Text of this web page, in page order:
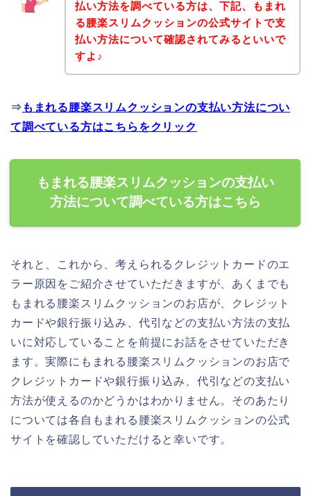
払い方法を調べている方は、下記、もまれ
る腰楽スリムクッションの公式サイトで支
払い方法について確認されてみるといいで
すよ♪
⇒ もまれる腰楽スリムクッションの支払い方法につい
て調べている方はこちらをクリック
もまれる腰楽スリムクッションの支払い
方法について調べている方はこちら
それと、これから、考えられるクレジットカードのエ
ラー原因をご紹介させていただきますが、あくまでも
もまれる腰楽スリムクッションのお店が、クレジット
カードや銀行振り込み、代引などの支払い方法の支払
いに対応していることを前提にお話をさせていただき
ます。実際にもまれる腰楽スリムクッションのお店で
クレジットカードや銀行振り込み、代引などの支払い
方法が使えるのかどうかはわかりません。そのあたり
については各自もまれる腰楽スリムクッションの公式
サイトを確認していただけると幸いです。